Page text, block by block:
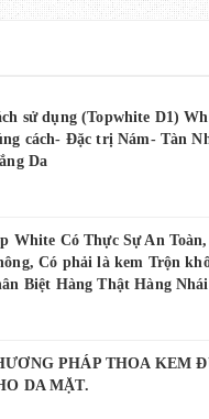
sử dụng (Topwhite D1)
cách- Đặc trị Nám- Tàn
Da
White Có Thực Sự An
Có phải là kem Trộn
Biệt Hàng Thật Hàng
PHÁP THOA KEM
DA MẶT.